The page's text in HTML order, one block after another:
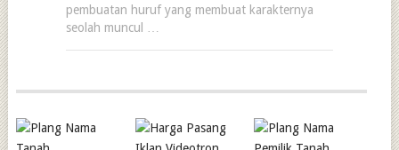
pembuatan huruf yang membuat karakternya
seolah muncul …